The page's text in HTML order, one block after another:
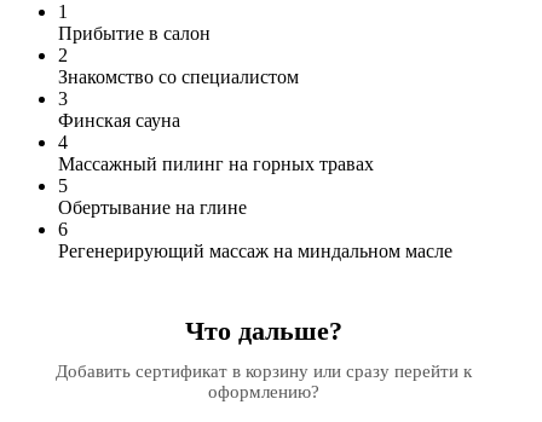
1
Прибытие в салон
2
Знакомство со специалистом
3
Финская сауна
4
Массажный пилинг на горных травах
5
Обертывание на глине
6
Регенерирующий массаж на миндальном масле
Что дальше?
Добавить сертификат в корзину или сразу перейти к
оформлению?